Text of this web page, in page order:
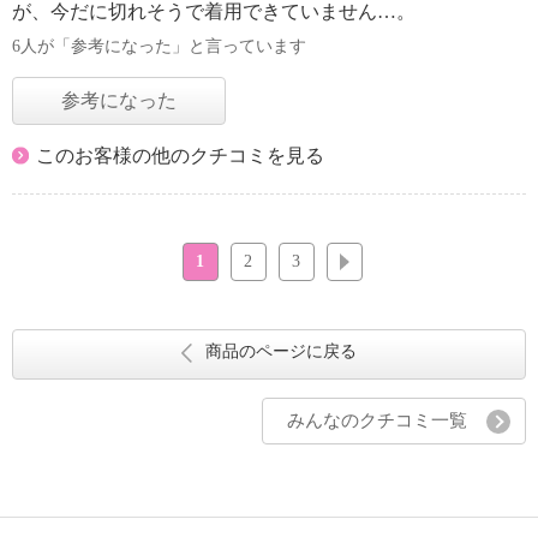
が、今だに切れそうで着用できていません…。
6人が「参考になった」と言っています
参考になった
このお客様の他のクチコミを見る
1 2 3
商品のページに戻る
みんなのクチコミ一覧